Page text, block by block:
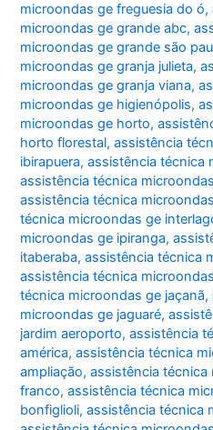
microondas ge freguesia do ó,
microondas ge grande abc,
microondas ge grande são
microondas ge granja julieta,
microondas ge granja viana,
microondas ge higienópolis,
microondas ge horto,
horto florestal,assistência
ibirapuera,assistência técnica
assistência técnica
assistência técnica
técnica microondas ge
microondas ge ipiranga,
itaberaba,assistência técnica
assistência técnica
técnica microondas ge jaçanã,
microondas ge jaguaré,
jardim aeroporto,assistência
américa,assistência técnica
ampliação,assistência técnica
franco,assistência técnica
bonfiglioli,assistência técnica